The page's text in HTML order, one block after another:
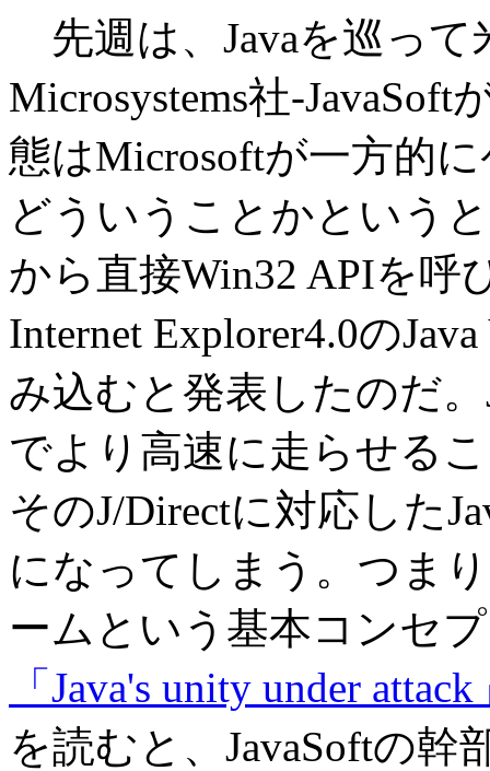
先週は、Javaを巡って
Microsystems社-
態はMicrosoftが一方的
どういうことかという
から直接Win32 APIを呼
Internet Explorer4.0の
み込むと発表したのだ
でより高速に走らせる
そのJ/Directに対応した
になってしまう。つま
ームという基本コンセ
「Java's unity under
を読むと、JavaSoftの